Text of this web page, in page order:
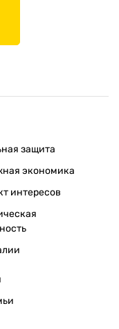
защита
экономика
интересов